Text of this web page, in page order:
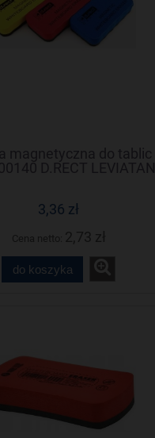
magnetyczna do tablic
D.RECT LEVIATAN
3,36 zł
do koszyka